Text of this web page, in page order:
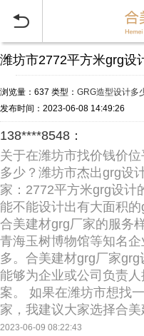

潍坊市2772平方米grg设
浏览量：637 类型： GRG造型设计多
发布时间：2023-06-08 14:49:26
138****8548：
关于在潍坊市找价钱价
多少？潍坊市杰出grg设
家：2772平方米grg设计
能不能设计出有大面积的
合美建材grg厂家的服务
青海玉树博物馆等知名
多。合美建材grg厂家grg
能够为企业或公司负责
案。 如果在潍坊市想找
家，我建议大家选择合美
2023-06-09 08:22:43